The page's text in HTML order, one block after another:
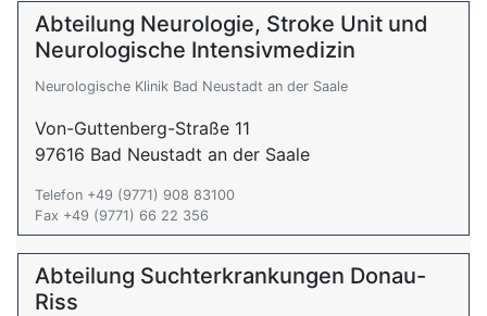
Abteilung Neurologie, Stroke Unit und
Neurologische Intensivmedizin
Neurologische Klinik Bad Neustadt an der Saale
Von-Guttenberg-Straße 11
97616 Bad Neustadt an der Saale
Telefon +49 (9771) 908 83100
Fax +49 (9771) 66 22 356
Abteilung Suchterkrankungen Donau-
Riss